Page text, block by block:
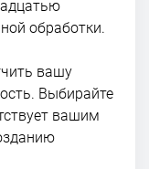
обработки.
вашу
Выбирайте
вашим